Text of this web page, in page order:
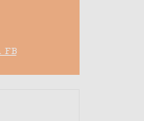
FB